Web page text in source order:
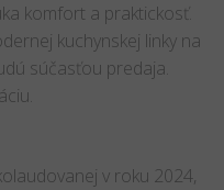
komfort a praktickosť.
kuchynskej linky na
súčasťou predaja.
v roku 2024,